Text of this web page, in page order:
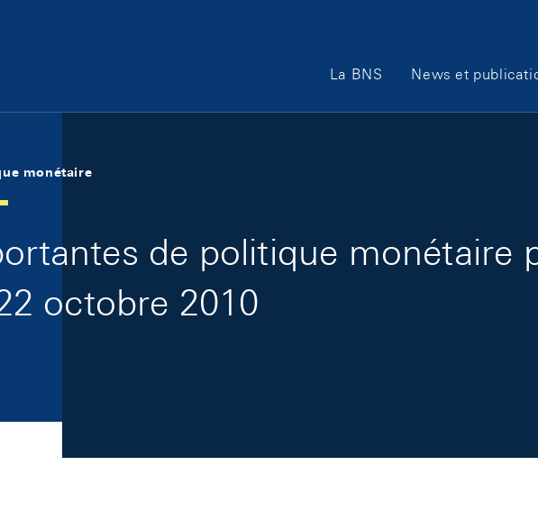
Main Navigation
La BNS News et
monétaire
de politique monétaire
octobre 2010